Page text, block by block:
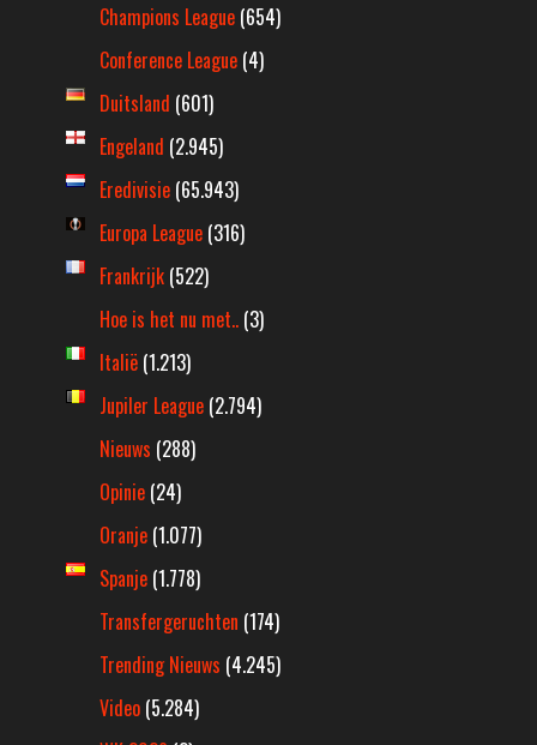
Champions League (654)
Conference League (4)
Duitsland (601)
Engeland (2.945)
Eredivisie (65.943)
Europa League (316)
Frankrijk (522)
Hoe is het nu met.. (3)
Italië (1.213)
Jupiler League (2.794)
Nieuws (288)
Opinie (24)
Oranje (1.077)
Spanje (1.778)
Transfergeruchten (174)
Trending Nieuws (4.245)
Video (5.284)